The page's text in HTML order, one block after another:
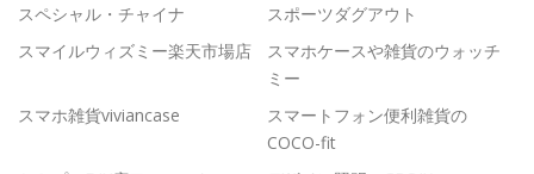
スペシャル・チャイナ
スポーツダグアウト
スマイルウィズミー楽天市場店
スマホケースや雑貨のウォッチ
ミー
スマホ雑貨viviancase
スマートフォン便利雑貨の
COCO-fit